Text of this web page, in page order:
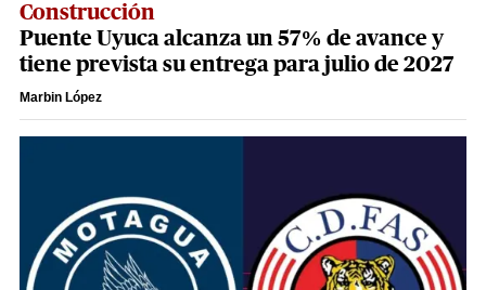
Construcción
Puente Uyuca alcanza un 57% de avance y
tiene prevista su entrega para julio de 2027
Marbin López